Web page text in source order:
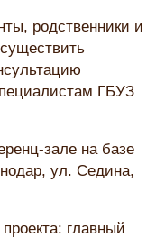
родственники и
ГБУЗ
зале на базе
ул. Седина,
главный